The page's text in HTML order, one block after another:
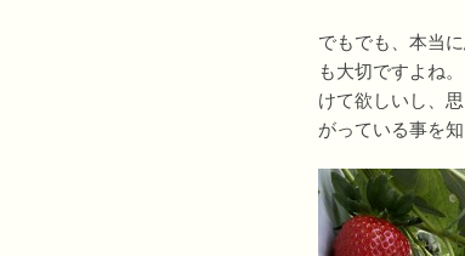
でもでも、本当
も大切ですよね
けて欲しいし、
がっている事を